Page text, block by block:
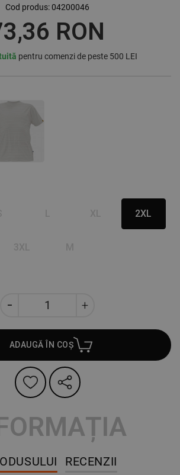
Cod produs:04200046
RON
pentru comenzi de peste 500 LEI
2XL
ADAUGĂ ÎN COȘ
RECENZII